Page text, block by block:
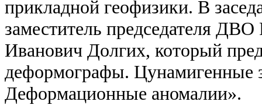
прикладной геофизики. В
заместитель председателя
Иванович Долгих, который
деформографы. Цунамигенные
Деформационные аномалии».